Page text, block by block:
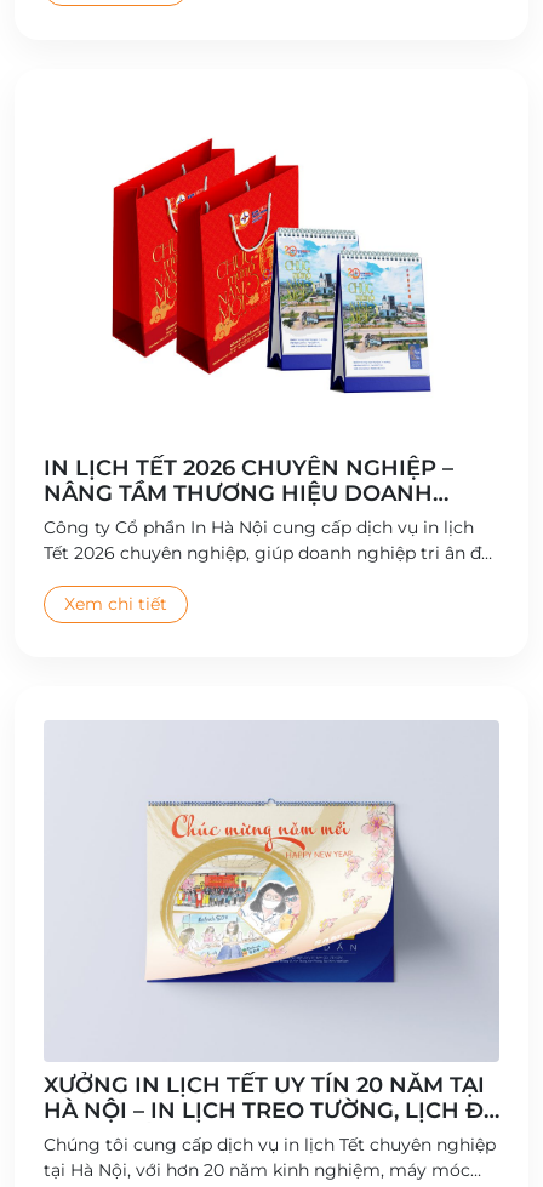
IN LỊCH TẾT 2026 CHUYÊN NGHIỆP –
NÂNG TẦM THƯƠNG HIỆU DOANH
NGHIỆP
Công ty Cổ phần In Hà Nội cung cấp dịch vụ in lịch
Tết 2026 chuyên nghiệp, giúp doanh nghiệp tri ân đối
Xem chi tiết
XƯỞNG IN LỊCH TẾT UY TÍN 20 NĂM TẠI
HÀ NỘI – IN LỊCH TREO TƯỜNG, LỊCH ĐỂ
BÀN CHẤT LƯỢNG CAO
Chúng tôi cung cấp dịch vụ in lịch Tết chuyên nghiệp
tại Hà Nội, với hơn 20 năm kinh nghiệm, máy móc